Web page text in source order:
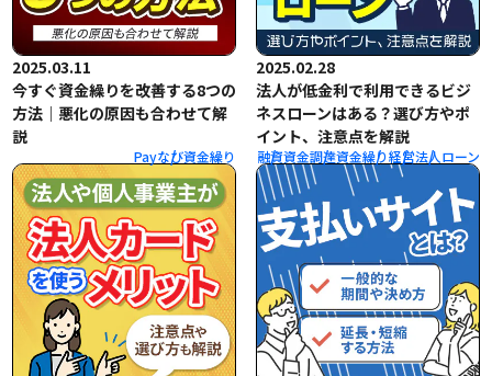
2025.03.11
今すぐ資金繰りを改善する8つの
方法｜悪化の原因も合わせて解
説
Payなび資金繰り
2025.02.28
法人が低金利で利用できるビジ
ネスローンはある？選び方やポ
イント、注意点を解説
融資資金調達資金繰り経営法人ローン